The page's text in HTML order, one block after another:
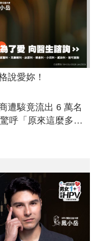
說愛妳！
遭駭竟流出 6 萬名
呼「原來這麼多人